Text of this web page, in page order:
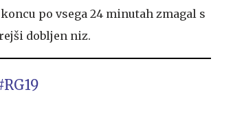
po vsega 24 minutah zmagal s
dobljen niz.